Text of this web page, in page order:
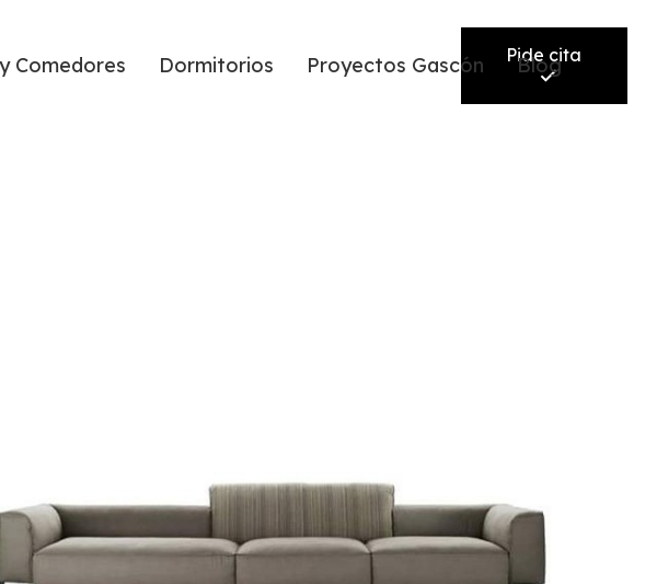
Comedores Dormitorios Proyectos Gascón Blog
Pide cita